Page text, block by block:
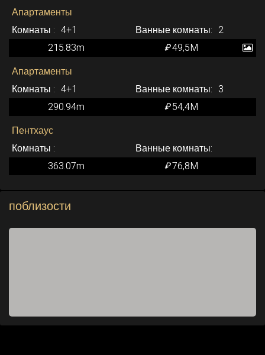
Апартаменты
4+1
2
215.83m
₽49,5M
Апартаменты
4+1
3
290.94m
₽54,4M
Пентхаус
363.07m ₽76,8M
поблизости